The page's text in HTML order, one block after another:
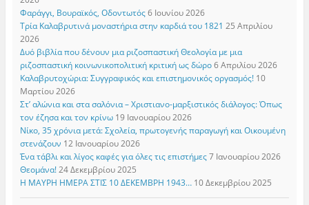
Φαράγγι, Βουραϊκός, Οδοντωτός 6 Ιουνίου 2026
Τρία Καλαβρυτινά μοναστήρια στην καρδιά του 1821 25 Απριλίου
2026
Δυό βιβλία που δένουν μια ριζοσπαστική Θεολογία με μια
ριζοσπαστική κοινωνικοπολιτική κριτική ως δώρο 6 Απριλίου 2026
Καλαβρυτοχώρια: Συγγραφικός και επιστημονικός οργασμός! 10
Μαρτίου 2026
Στ’ αλώνια και στα σαλόνια – Χριστιανο-μαρξιστικός διάλογος: Όπως
τον έζησα και τον κρίνω 19 Ιανουαρίου 2026
Νίκο, 35 χρόνια μετά: Σχολεία, πρωτογενής παραγωγή και Οικουμένη
στενάζουν 12 Ιανουαρίου 2026
Ένα τάβλι και λίγος καφές για όλες τις επιστήμες 7 Ιανουαρίου 2026
Θεομάνα! 24 Δεκεμβρίου 2025
Η ΜΑΥΡΗ ΗΜΕΡΑ ΣΤΙΣ 10 ΔΕΚΕΜΒΡΗ 1943… 10 Δεκεμβρίου 2025